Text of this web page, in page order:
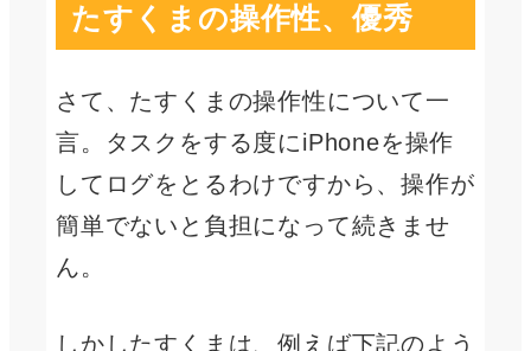
たすくまの操作性、優秀
さて、たすくまの操作性について一
言。タスクをする度にiPhoneを操作
してログをとるわけですから、操作が
簡単でないと負担になって続きませ
ん。
しかしたすくまは、例えば下記のよう